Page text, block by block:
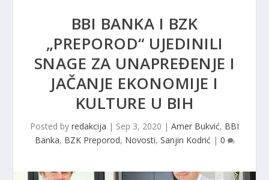
BBI BANKA I BZK
„PREPOROD“ UJEDINILI
SNAGE ZA UNAPREĐENJE I
JAČANJE EKONOMIJE I
KULTURE U BIH
Posted by redakcija | Sep 3, 2020 | Amer Bukvić, BBI
Banka, BZK Preporod, Novosti, Sanjin Kodrić | 0